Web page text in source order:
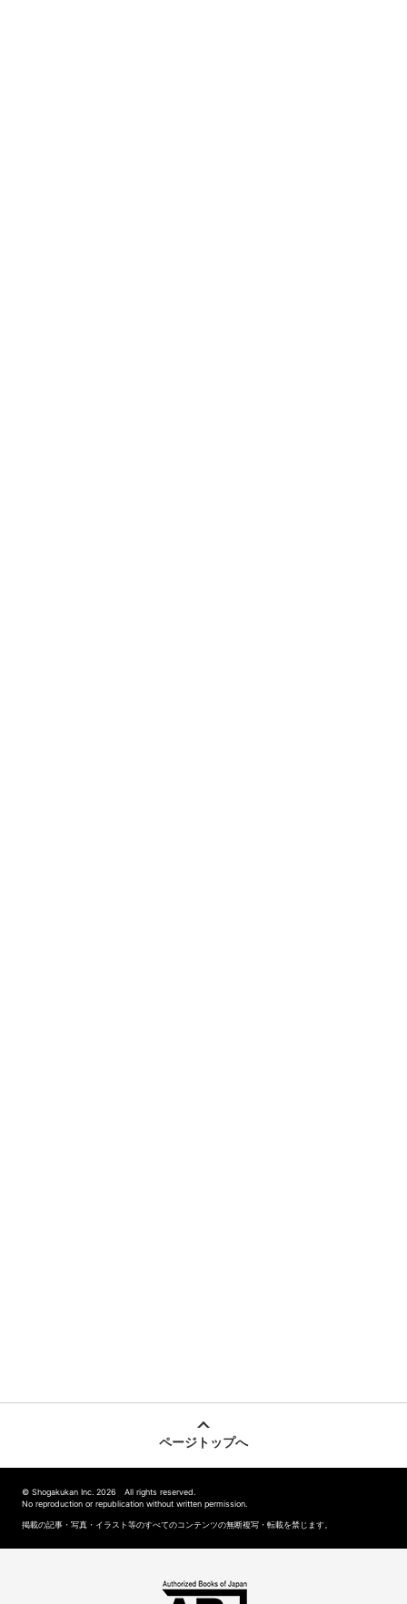
ページトップへ
© Shogakukan Inc. 2026 All rights reserved.
No reproduction or republication without written permission.
掲載の記事・写真・イラスト等のすべてのコンテンツの無断複写・転載を禁じます。